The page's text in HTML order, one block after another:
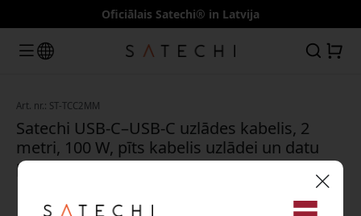
Oficiālais Satechi® in Latvija
Art. nr.: ST-TCC2MM
Satechi USB-C–USB-C uzlādes kabelis, 2
metri, 100 W, pīts kabelis uzlādei un datu
pārsūtīšanai - Kosmosa pelēks
🎉 Jūsu atlaižu kods: